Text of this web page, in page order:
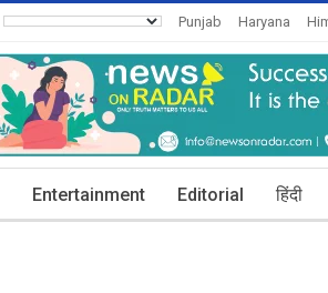
Punjab Haryana
Invitation To Authors
Entertainment Editorial हिंदी